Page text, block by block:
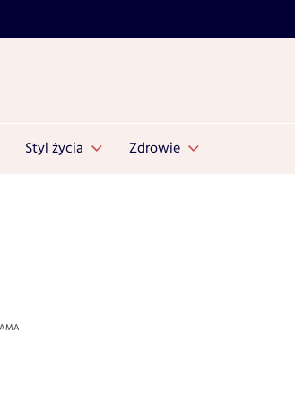
Styl życia Zdrowie